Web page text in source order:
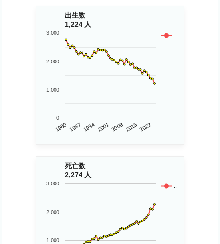
出生数
1,224 人
1980 1987 1994 2001 2008 2015 2022
0
1,000
2,000
3,000
死亡数
2,274 人
1,000
2,000
3,000